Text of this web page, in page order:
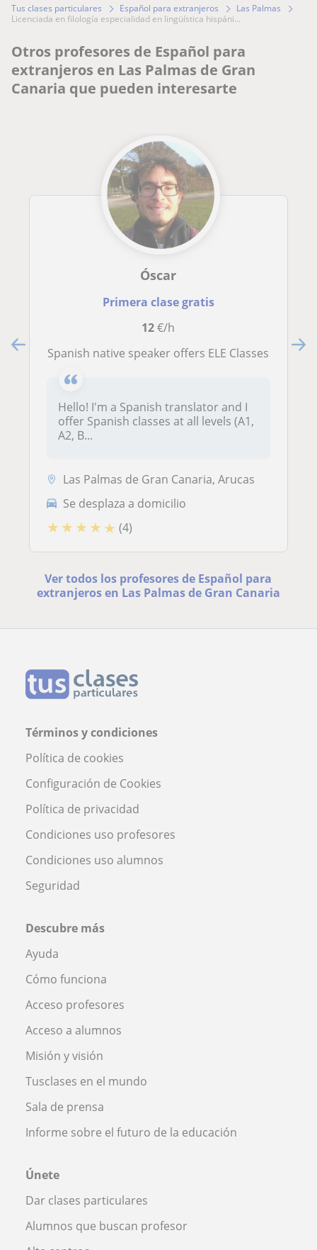
Tus clases particulares Español para extranjeros
Las Palmas
licenciada en filología especialidad en lingüística hispáni...
Otros profesores de Español para
extranjeros en Las Palmas de Gran
Canaria que pueden interesarte
Óscar
Primera clase gratis
12€/h
Spanish native speaker offers ELE Classes
Hello! I'm a Spanish translator and I
offer Spanish classes at all levels (A1,
A2, B...
Las Palmas de Gran Canaria, Arucas
Se desplaza a domicilio
★ ★ ★ ★ ★ (4)
Ver todos los profesores de Español para
extranjeros en Las Palmas de Gran Canaria
Términos y condiciones
Política de cookies
Configuración de Cookies
Política de privacidad
Condiciones uso profesores
Condiciones uso alumnos
Seguridad
Descubre más
Ayuda
Cómo funciona
Acceso profesores
Acceso a alumnos
Misión y visión
Tusclases en el mundo
Sala de prensa
Informe sobre el futuro de la educación
Únete
Dar clases particulares
Alumnos que buscan profesor